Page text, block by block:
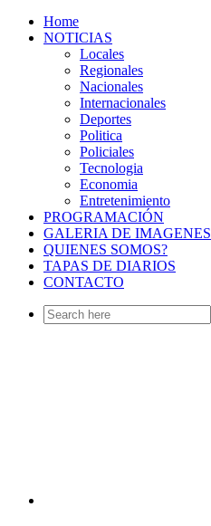
Home
NOTICIAS
Locales
Regionales
Nacionales
Internacionales
Deportes
Politica
Policiales
Tecnologia
Economia
Entretenimiento
PROGRAMACIÓN
GALERIA DE IMAGENES
QUIENES SOMOS?
TAPAS DE DIARIOS
CONTACTO
Search
for: